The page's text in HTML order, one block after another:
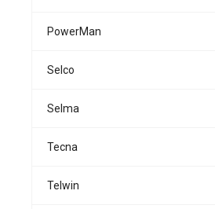
PowerMan
Selco
Selma
Tecna
Telwin